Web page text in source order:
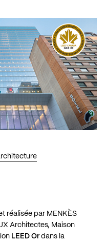
réalisée par MENKÈS
Architectes, Maison
LEED Ordans la